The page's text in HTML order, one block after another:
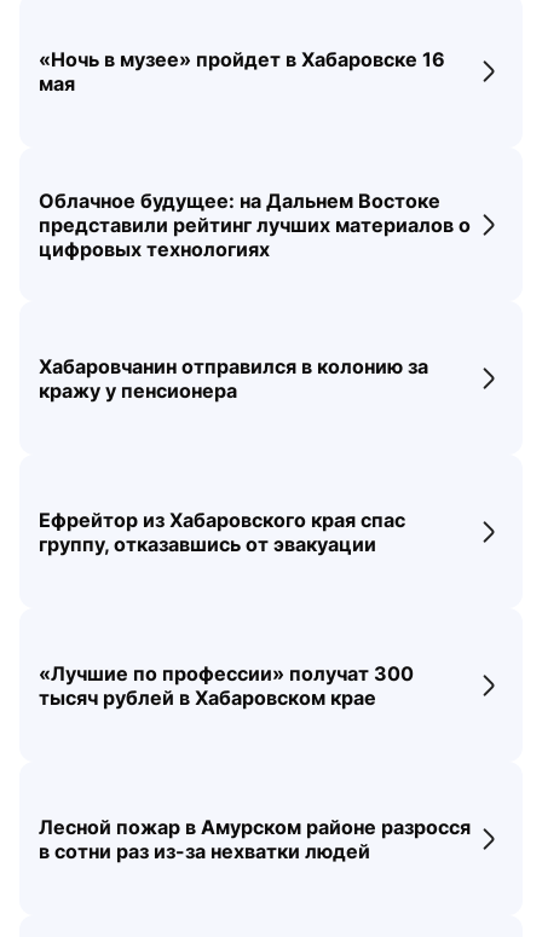
«Ночь в музее» пройдет в Хабаровске 16
мая
Облачное будущее: на Дальнем Востоке
представили рейтинг лучших материалов о
цифровых технологиях
Хабаровчанин отправился в колонию за
кражу у пенсионера
Ефрейтор из Хабаровского края спас
группу, отказавшись от эвакуации
«Лучшие по профессии» получат 300
тысяч рублей в Хабаровском крае
Лесной пожар в Амурском районе разросся
в сотни раз из-за нехватки людей